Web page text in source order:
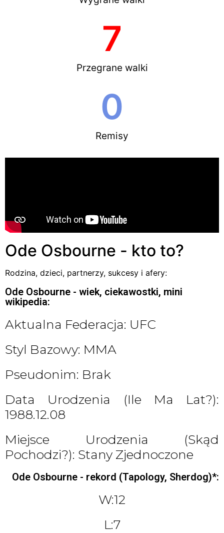
Przegrane walki
7
Remisy
0
Ode Osbourne - kto to?
Rodzina, dzieci, partnerzy, sukcesy i afery:
Ode Osbourne - wiek, ciekawostki, mini
wikipedia:
Aktualna Federacja: UFC
Styl Bazowy: MMA
Pseudonim: Brak
Data Urodzenia (ile Ma Lat?):
1988.12.08
Miejsce Urodzenia (skąd
Pochodzi?): Stany Zjednoczone
Ode Osbourne - rekord (Tapology, Sherdog)*:
W:12
L:7